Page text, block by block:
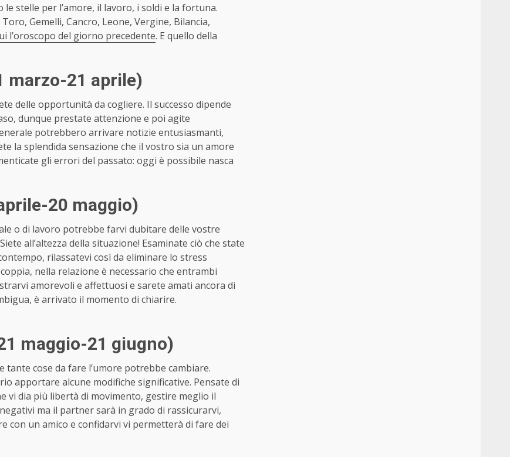
stelle per l’amore, il lavoro, i soldi e la fortuna.
Gemelli, Cancro, Leone, Vergine, Bilancia,
l’oroscopo del giorno precedente. E quello della
marzo-21 aprile)
delle opportunità da cogliere. Il successo dipende
dunque prestate attenzione e poi agite
potrebbero arrivare notizie entusiasmanti,
la splendida sensazione che il vostro sia un amore
gli errori del passato: oggi è possibile nasca
20 maggio)
o di lavoro potrebbe farvi dubitare delle vostre
all’altezza della situazione! Esaminate ciò che state
rilassatevi così da eliminare lo stress
nella relazione è necessario che entrambi
amorevoli e affettuosi e sarete amati ancora di
è arrivato il momento di chiarire.
maggio-21 giugno)
cose da fare l’umore potrebbe cambiare.
apportare alcune modifiche significative. Pensate di
vi dia più libertà di movimento, gestire meglio il
ma il partner sarà in grado di rassicurarvi,
con un amico e confidarvi vi permetterà di fare dei